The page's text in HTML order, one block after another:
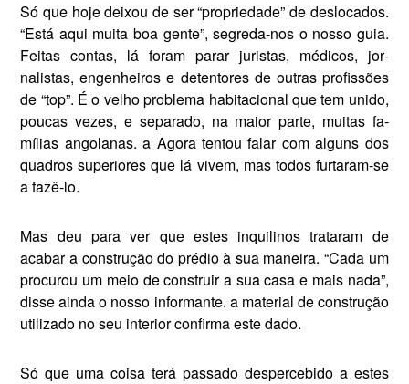
Só que hoje deixou de ser “propriedade” de deslocados.
“Está aqui muita boa gente”, segreda-­nos o nosso guia.
Feitas contas, lá foram parar juristas, médicos, jor­
nalistas, engenheiros e detentores de outras profissões
de “top”. É o velho problema habitacional que tem unido,
poucas vezes, e sepa­rado, na maior parte, muitas fa­
mílias angolanas. a Agora tentou falar com alguns dos
quadros su­periores que lá vivem, mas todos furtaram-se
a fazê-lo.
Mas deu para ver que estes in­quilinos trataram de
acabar a construção do prédio à sua maneira. “Cada um
procurou um meio de construir a sua casa e mais nada”,
disse ainda o nosso informante. a material de cons­trução
utilizado no seu interior confirma este dado.
Só que uma coisa terá passado despercebido a estes